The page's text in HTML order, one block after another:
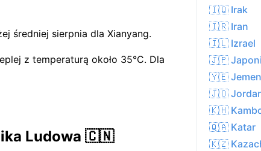
średniej sierpnia dla Xianyang.
z temperaturą około 35°C. Dla
Ludowa 🇨🇳
🇮🇶 Irak
🇮🇷 Iran
🇮🇱 Izrael
🇯🇵
🇾🇪 Jemen
🇯🇴
🇰🇭
🇶🇦 Katar
🇰🇿